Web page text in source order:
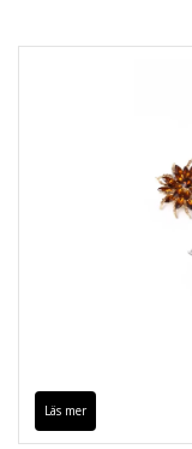
Läs mer